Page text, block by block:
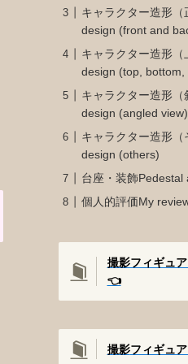
キャラクター造形
design (front and
キャラクター造形
design (top, bottom,
キャラクター造形
design (angled view)
キャラクター造形
design (others)
台座・装飾Pedestal
個人的評価My
撮影フィギュ
👈️
撮影フィギュ